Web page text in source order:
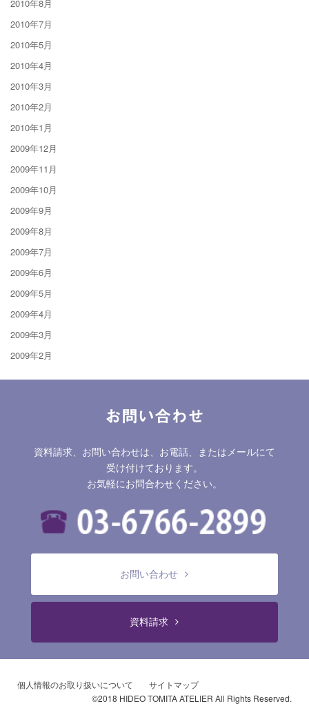
2010年8月
2010年7月
2010年5月
2010年4月
2010年3月
2010年2月
2010年1月
2009年12月
2009年11月
2009年10月
2009年9月
2009年8月
2009年7月
2009年6月
2009年5月
2009年4月
2009年3月
2009年2月
お問い合わせ
資料請求、お問い合わせは、お電話、またはメールにて
受け付けております。
お気軽にお問合わせください。
お問い合わせ
資料請求
個人情報のお取り扱いについて
サイトマップ
©2018 HIDEO TOMITA ATELIER All Rights Reserved.